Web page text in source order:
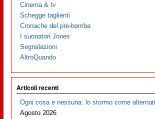
Cinema & tv
Schegge taglienti
Cronache del pre-bomba
I suonatori Jones
Segnalazioni
AltroQuando
Articoli recenti
Ogni cosa e nessuna: lo stormo come
Agosto 2026